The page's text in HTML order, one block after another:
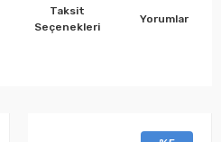
Taksit
Seçenekleri
Yorumlar